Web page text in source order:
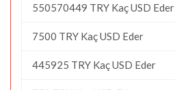
550570449 TRY Kaç USD Eder
7500 TRY Kaç USD Eder
445925 TRY Kaç USD Eder